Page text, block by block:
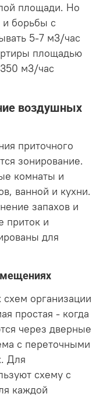
площади. Но
и борьбы с
5-7 м3/час
площадью
м3/час
воздушных
приточного
зонирование.
комнаты и
ванной и кухни.
запахов и
приток и
для
организации
простая - когда
через дверные
с переточными
Для
схему с
каждой